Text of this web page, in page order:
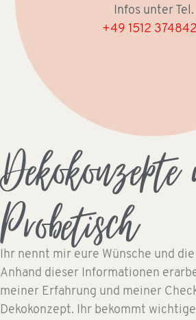
Infos unter Tel.
+49 1512
Probetisch
Ihr nennt mir eure Wünsche und
Anhand dieser Informationen
meiner Erfahrung und meiner
Dekokonzept. Ihr bekommt